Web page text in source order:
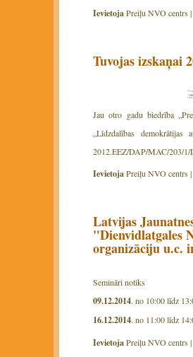
IevietojaPreiļu NVO centrs |
Tuvojas izskaņai
Jau otro gadu biedrība
„Līdzdalības
2012.EEZ/DAP/MAC/203/1/
IevietojaPreiļu NVO centrs |
Latvijas
"Dienvidlatgales
organizāciju u.c.
Semināri notiks
09.12.2014. no 10:00 līdz
16.12.2014. no 11:00 līdz
IevietojaPreiļu NVO centrs |